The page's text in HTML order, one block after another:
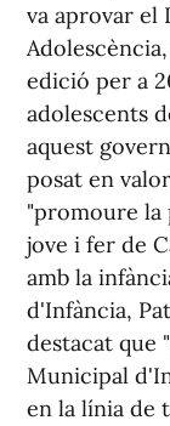
va aprovar el
edició per a
adolescents
aquest
posat en
"promoure la
jove i fer de
amb la
d'Infància,
destacat que
Municipal
en la línia de